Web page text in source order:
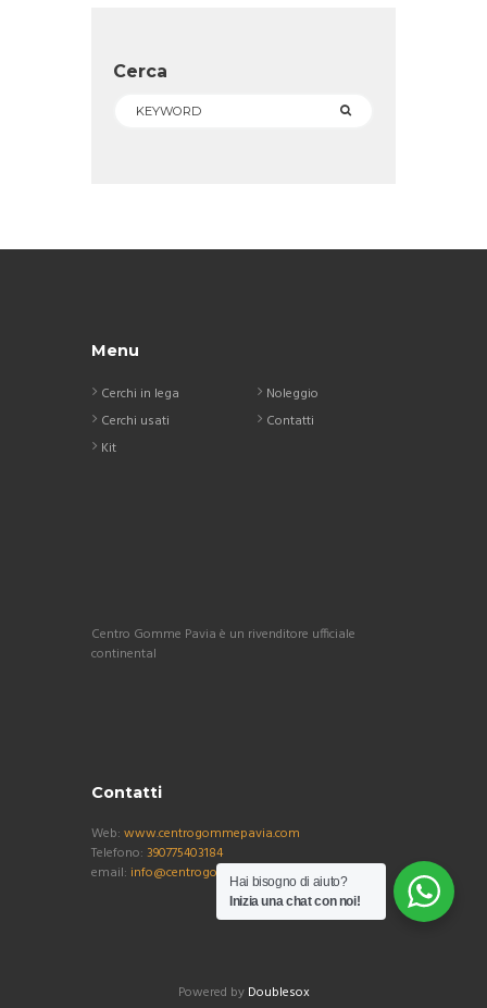
Cerca
Menu
Cerchi in lega
Cerchi usati
Kit
Noleggio
Contatti
Centro Gomme Pavia è un rivenditore ufficiale
continental
Contatti
Web: www.centrogommepavia.com
Telefono: 390775403184
email: info@centrogommepavia.com
Powered by Doublesox
Hai bisogno di aiuto?
Inizia una chat con noi!